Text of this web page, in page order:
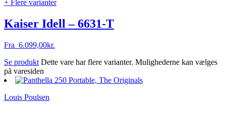
+ Flere varianter
Kaiser Idell – 6631-T
Fra 6.099,00kr.
Se produkt Dette vare har flere varianter. Mulighederne kan vælges
på varesiden
Louis Poulsen